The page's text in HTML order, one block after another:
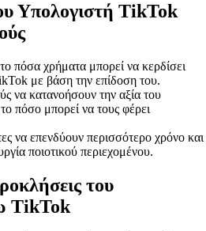
Υπολογιστή TikTok
πόσα χρήματα μπορεί να κερδίσει
με βάση την επίδοση του.
να κατανοήσουν την αξία του
πόσο μπορεί να τους φέρει
να επενδύουν περισσότερο χρόνο και
ποιοτικού περιεχομένου.
του
TikTok